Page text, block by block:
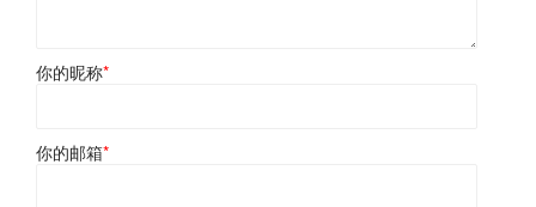
你的昵称*
你的邮箱*